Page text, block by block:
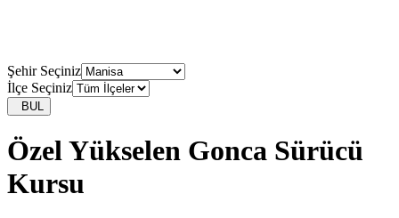
Şehir Seçiniz
İlçe Seçiniz
BUL
Özel Yükselen Gonca Sürücü
Kursu